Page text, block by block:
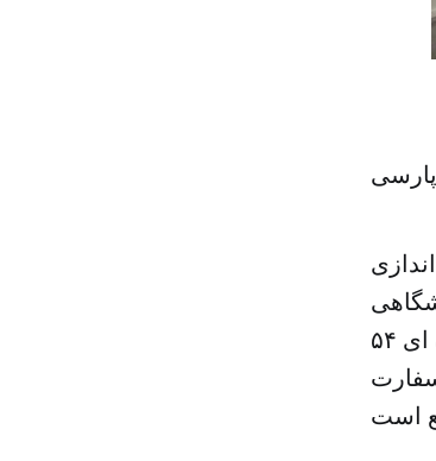
درباره ایران است. کمی آن طرف تر از این موزه ۵۳ ساله که این روزها دوره ای ۵۴